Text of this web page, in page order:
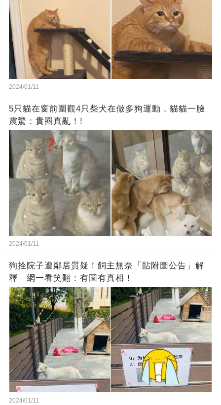
2024/01/11
5只貓在窗前圍觀4只柴犬在做多狗運動，貓貓一臉
震驚：貴圈真亂！!
2024/01/11
狗拴院子遭鄰居質疑！飼主無奈「貼附圖公告」解
釋 網一看笑翻：有圖有真相！
2024/01/11